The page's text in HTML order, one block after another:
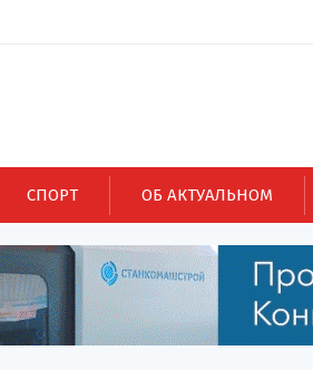
СПОРТ ОБ АКТУАЛЬНОМ